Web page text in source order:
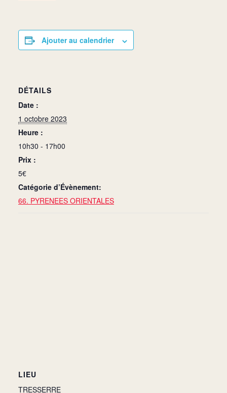
Ajouter au calendrier
DÉTAILS
Date :
1 octobre 2023
Heure :
10h30 - 17h00
Prix :
5€
Catégorie d’Évènement:
66. PYRENEES ORIENTALES
LIEU
TRESSERRE